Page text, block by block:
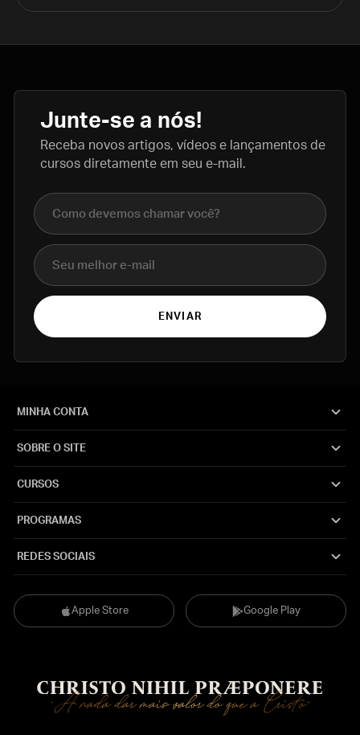
Junte-se a nós!
Receba novos artigos, vídeos e lançamentos de
cursos diretamente em seu e-mail.
Nome completo
E-mail
ENVIAR
Apple Store Google Play
MINHA CONTA
SOBRE O SITE
CURSOS
PROGRAMAS
REDES SOCIAIS